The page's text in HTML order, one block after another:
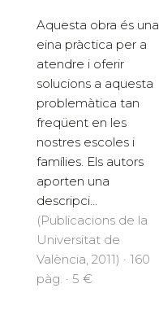
Aquesta obra és una
eina pràctica per a
atendre i oferir
solucions a aquesta
problemàtica tan
freqüent en les
nostres escoles i
famílies. Els autors
aporten una
descripci...
(Publicacions de la
Universitat de
València, 2011) · 160
pàg. · 5 €